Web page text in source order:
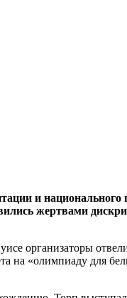
и
жертвами
организаторы
на «олимпиаду для